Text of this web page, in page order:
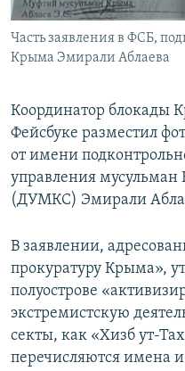
ELIFBE
УКРАИНСКАЯ ПРОБЛЕМА
Все сайты RFE/RL
Часть заявления в ФСБ,
Крыма Эмирали Аблаева
Координатор блокады
Фейсбуке разместил
от имени
управления мусульман
(ДУМКС) Эмирали
В заявлении,
прокуратуру Крыма»,
полуострове
экстремистскую
секты, как «Хизб ут-
перечисляются имена